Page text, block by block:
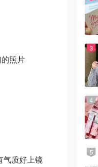
照片
气质好上镜